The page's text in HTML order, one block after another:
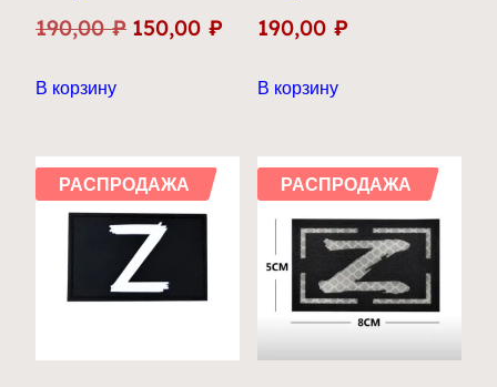
190,00₽ Первоначальная
150,00 ₽ Текущая
150,00 ₽.
В корзину
190,00 ₽
В корзину
РАСПРОДАЖА РАСПРОДАЖА